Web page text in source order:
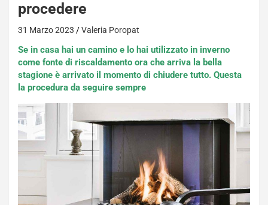
procedere
31 Marzo 2023 Valeria Poropat
Se in casa hai un camino e lo hai utilizzato in inverno
come fonte di riscaldamento ora che arriva la bella
stagione è arrivato il momento di chiudere tutto. Questa
la procedura da seguire sempre